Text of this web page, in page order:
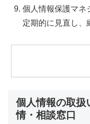
個人情報保護マネ
定期的に見直し、
個人情報の取扱
情・相談窓口